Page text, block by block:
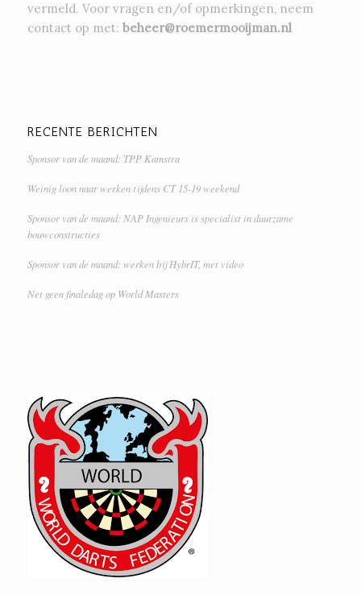
vermeld. Voor vragen en/of opmerkingen, neem
contact op met: beheer@roemermooijman.nl
RECENTE BERICHTEN
Sponsor van de maand: TPP Kamstra
Weinig loon naar werken tijdens CT 15-19 weekend
Sponsor van de maand: NAP Ingenieurs is specialist in duurzame
bouwconstructies
Sponsor van de maand: werken bij HybrIT, met video
Net geen finaledag op World Masters